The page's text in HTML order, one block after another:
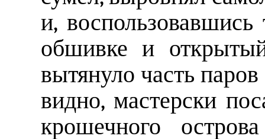
и,
обшивке и
вытянуло часть
видно, мастерски
крошечного